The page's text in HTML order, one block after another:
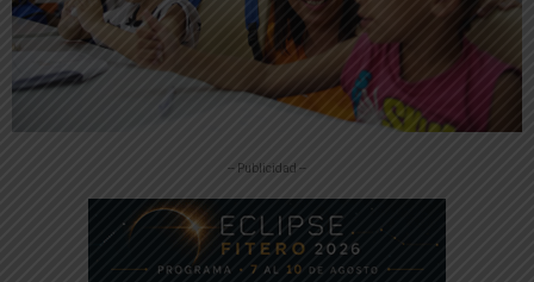
-- Publicidad --